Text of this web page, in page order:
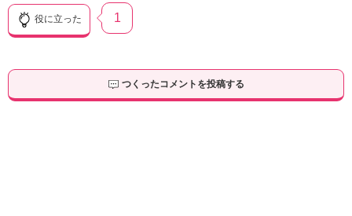
役に立った 1
つくったコメントを投稿する